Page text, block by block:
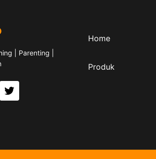
| Parenting |
Twitter
Home
Produk